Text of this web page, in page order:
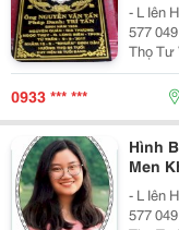
- L Iên
577 049 Diệu Đá Phong Thủy Thiên Nhiên Thiên Long
Thọ Tư Vấn Đặt Hàng - Giao H Àng Tại Nơi - Tư Vấn
Thiết Kế
0933 *** ***
Hình
Men
- L Iên
577 049 Diệu Đá Phong Thủy Thiên Nhiên Thiên Long